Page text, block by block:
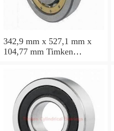
342,9 mm x 527,1 mm x
104,77 mm Timken